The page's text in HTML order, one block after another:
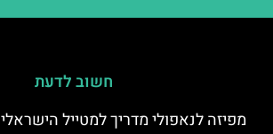
חשוב לדעת
מפיזה לנאפולי מדריך למטייל הישראלי